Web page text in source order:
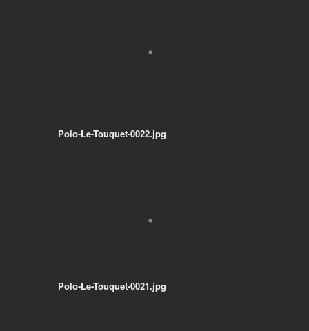
Polo-Le-Touquet-0022.jpg
Polo-Le-Touquet-0021.jpg